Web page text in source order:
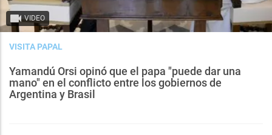
VIDEO
VISITA PAPAL
Yamandú Orsi opinó que el papa "puede dar una
mano" en el conflicto entre los gobiernos de
Argentina y Brasil